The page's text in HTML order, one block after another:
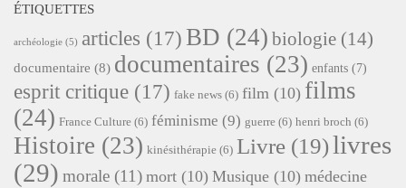
ÉTIQUETTES
archéologie (5) articles (17) BD (24) biologie (14)
documentaire (8) documentaires (23) enfants (7)
esprit critique (17) fake news (6) film (10) films
(24) France Culture (6) féminisme (9) guerre (6) henri broch (6)
Histoire (23) kinésithérapie (6) Livre (19)livres
(29) morale (11) mort (10) Musique (10) médecine